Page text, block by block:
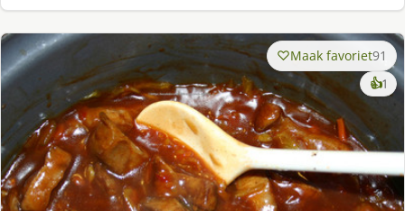
Maak favoriet91
👍1